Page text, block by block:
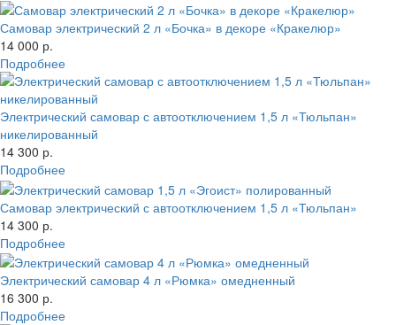
Самовар электрический 2 л «Бочка» в декоре «Кракелюр»
14 000 р.
Подробнее
Электрический самовар с автоотключением 1,5 л «Тюльпан»
никелированный
14 300 р.
Подробнее
Самовар электрический с автоотключением 1,5 л «Тюльпан»
14 300 р.
Подробнее
Электрический самовар 4 л «Рюмка» омедненный
16 300 р.
Подробнее